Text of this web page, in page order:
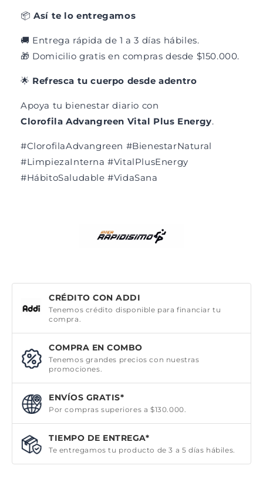
📦Así te lo entregamos
🚚 Entrega rápida de 1 a 3 días hábiles.
🎁 Domicilio gratis en compras desde $150.000.
🌟 Refresca tu cuerpo desde adentro
Apoya tu bienestar diario con
Clorofila Advangreen Vital Plus Energy.
#ClorofilaAdvangreen #BienestarNatural
#LimpiezaInterna #VitalPlusEnergy
#HábitoSaludable #VidaSana
CRÉDITO CON ADDI
Tenemos crédito disponible para financiar tu
compra.
COMPRA EN COMBO
Tenemos grandes precios con nuestras
promociones.
ENVÍOS GRATIS*
Por compras superiores a $130.000.
TIEMPO DE ENTREGA*
Te entregamos tu producto de 3 a 5 días hábiles.